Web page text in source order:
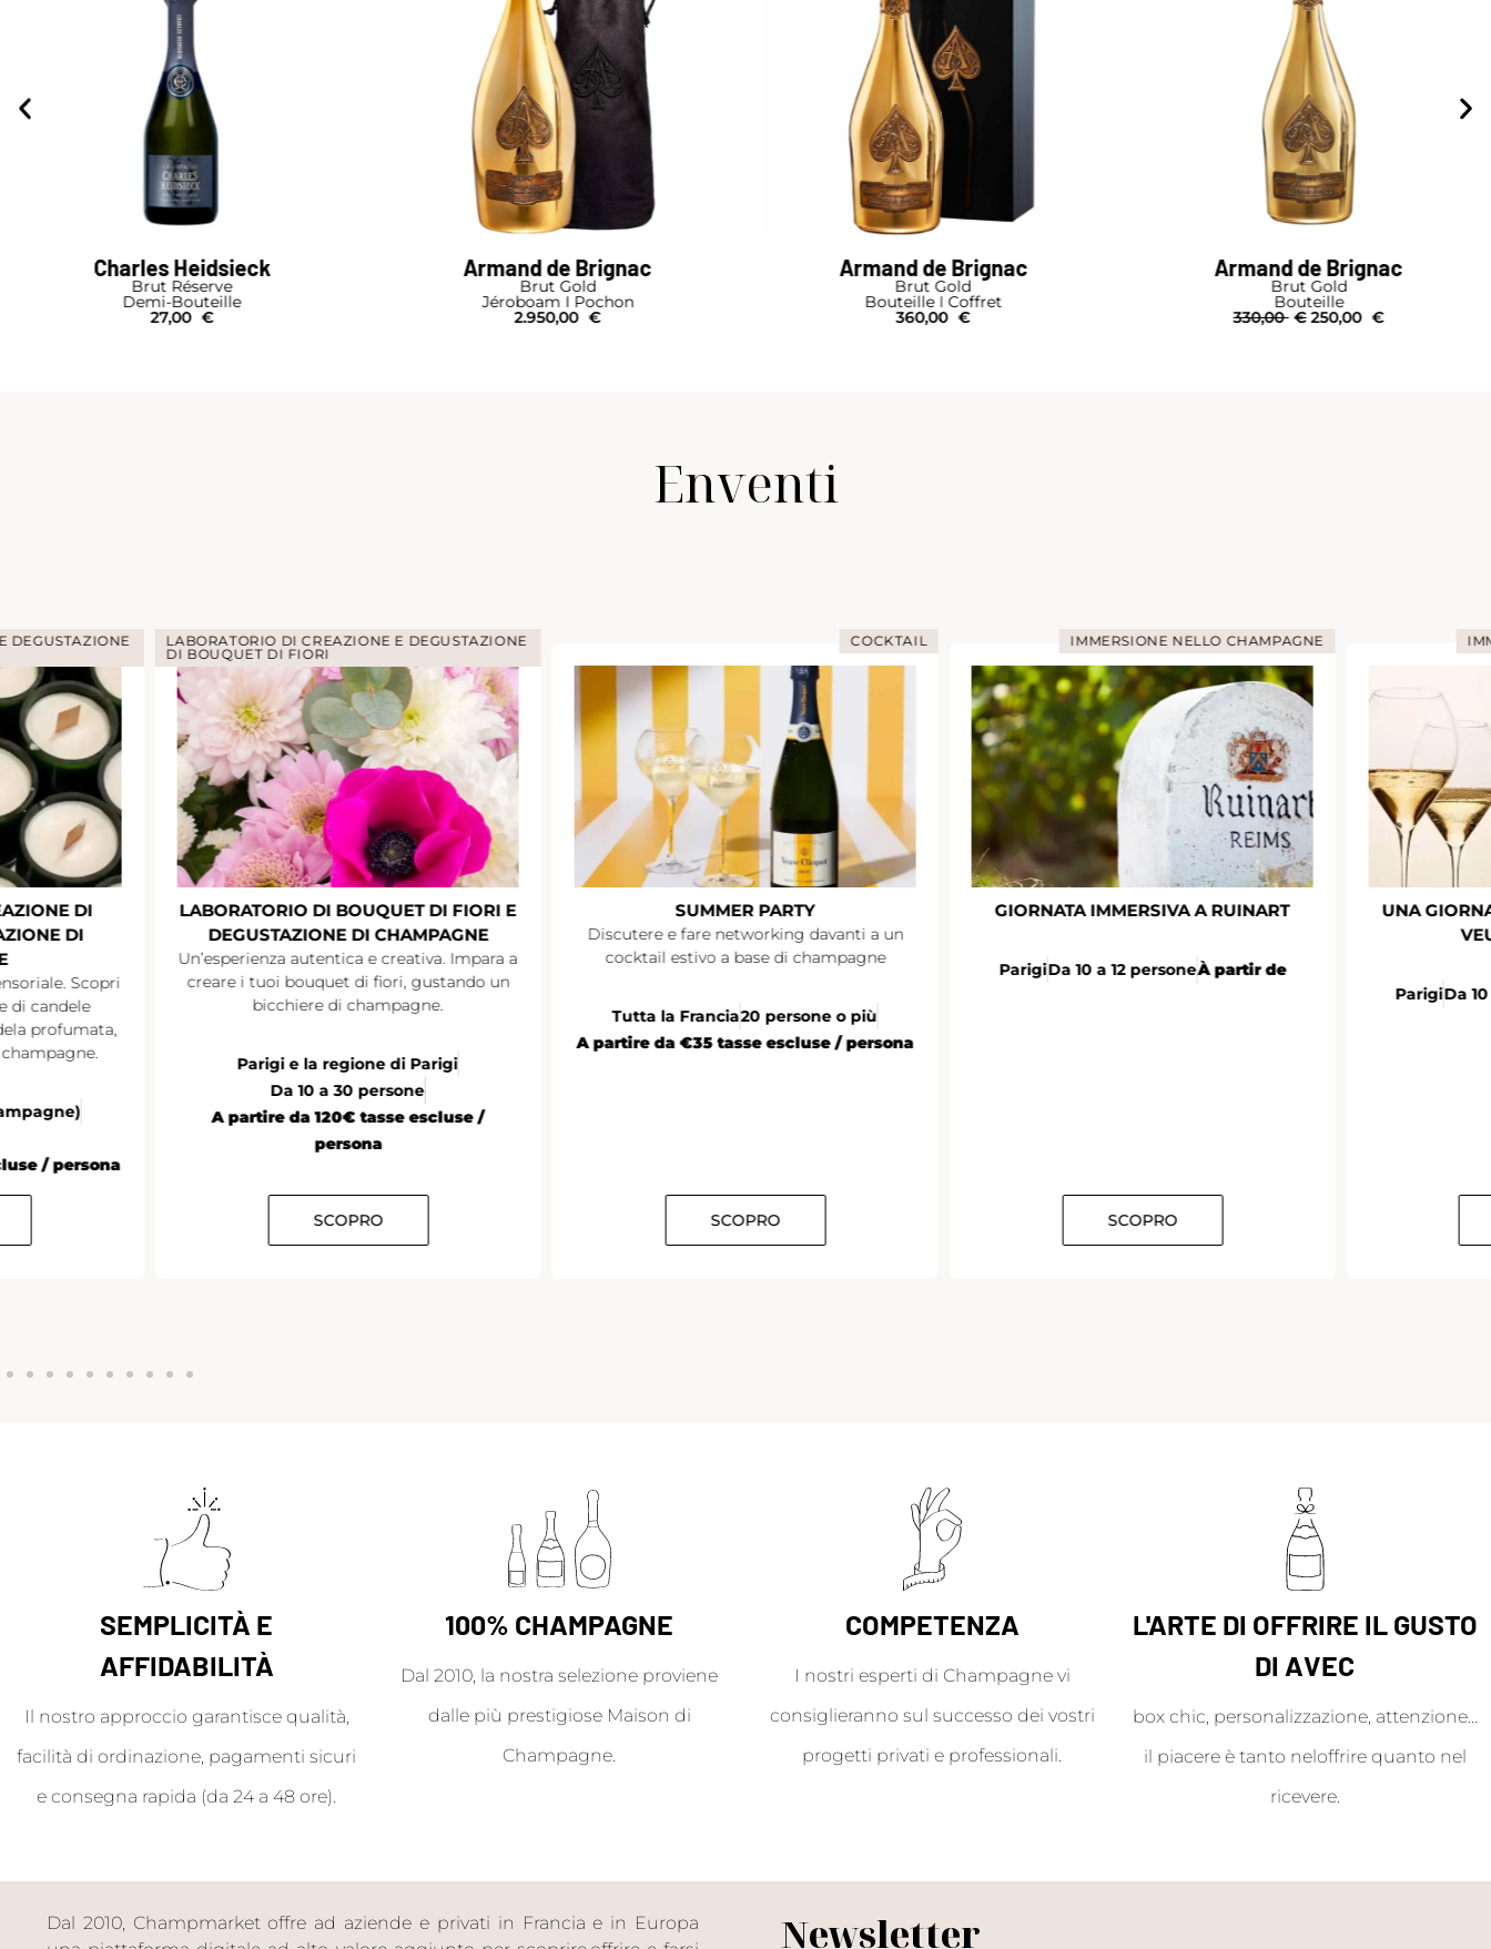
Charles Heidsieck
Brut Réserve
Demi-Bouteille
27,00 €
Armand de Brignac
Brut Gold
Jéroboam I Pochon
2.950,00 €
Armand de Brignac
Brut Gold
Bouteille I Coffret
360,00 €
Armand de Brignac
Brut Gold
Bouteille
330,00 € 250,00 €
Enventi
DEGUSTAZIONE
DI
DI
Scopri
di candele
profumata,
/ persona
LABORATORIO DI CREAZIONE E DEGUSTAZIONE
DI BOUQUET DI FIORI
LABORATORIO DI BOUQUET DI FIORI E
DEGUSTAZIONE DI CHAMPAGNE
Un’esperienza autentica e creativa. Impara a
creare i tuoi bouquet di fiori, gustando un
bicchiere di champagne.
Parigi e la regione di Parigi
Da 10 a 30 persone
A partire da 120€ tasse escluse /
persona
SCOPRO
COCKTAIL
SUMMER PARTY
Discutere e fare networking davanti a un
cocktail estivo a base di champagne
Tutta la Francia20 persone o più
A partire da €35 tasse escluse / persona
SCOPRO
IMMERSIONE NELLO CHAMPAGNE
GIORNATA IMMERSIVA A RUINART
ParigiDa 10 a 12 personeÀ partir de
SCOPRO
UNA
ParigiDa
SEMPLICITÀ E
AFFIDABILITÀ
Il nostro approccio garantisce qualità,
facilità di ordinazione, pagamenti sicuri
e consegna rapida (da 24 a 48 ore).
100% CHAMPAGNE
Dal 2010, la nostra selezione proviene
dalle più prestigiose Maison di
Champagne.
COMPETENZA
I nostri esperti di Champagne vi
consiglieranno sul successo dei vostri
progetti privati e professionali.
L'ARTE DI OFFRIRE IL GUSTO
DI AVEC
box chic, personalizzazione, attenzione...
il piacere è tanto neloffrire quanto nel
ricevere.
Dal 2010, Champmarket offre ad aziende e privati in Francia e in Europa
Newsletter